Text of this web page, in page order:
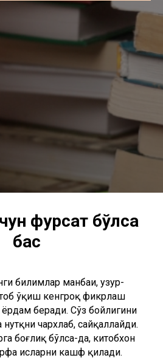
фурсат бўлса
бас
билимлар манбаи, ҳузур-
ўқиш кенгроқ фикрлаш
беради. Сўз бойлигини
чархлаб, сайқаллайди.
боғлиқ бўлса-да, китобхон
ҳисларни кашф қилади.